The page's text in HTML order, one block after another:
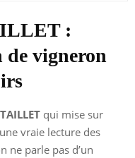
:
de vigneron
qui mise sur
vraie lecture des
ne parle pas d’un